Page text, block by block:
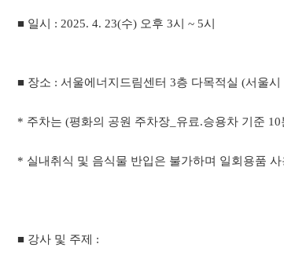
■ 일시 : 2025. 4. 23(수) 오후 3시 ~ 5시
■ 장소 : 서울에너지드림센터 3층 다목적실 (서울
* 주차는 (평화의 공원 주차장_유료.승용차 기준
* 실내취식 및 음식물 반입은 불가하며 일회용품
■ 강사 및 주제 :